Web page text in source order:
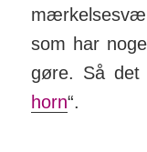
som har
gøre. Så det
horn“.